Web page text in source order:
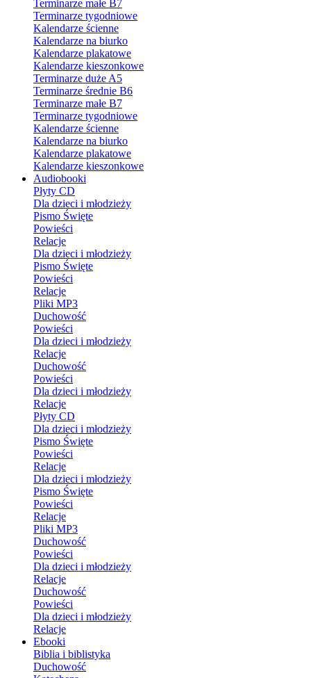
Terminarze małe B7
Terminarze tygodniowe
Kalendarze ścienne
Kalendarze na biurko
Kalendarze plakatowe
Kalendarze kieszonkowe
Terminarze duże A5
Terminarze średnie B6
Terminarze małe B7
Terminarze tygodniowe
Kalendarze ścienne
Kalendarze na biurko
Kalendarze plakatowe
Kalendarze kieszonkowe
Audiobooki
Płyty CD
Dla dzieci i młodzieży
Pismo Święte
Powieści
Relacje
Dla dzieci i młodzieży
Pismo Święte
Powieści
Relacje
Pliki MP3
Duchowość
Powieści
Dla dzieci i młodzieży
Relacje
Duchowość
Powieści
Dla dzieci i młodzieży
Relacje
Płyty CD
Dla dzieci i młodzieży
Pismo Święte
Powieści
Relacje
Dla dzieci i młodzieży
Pismo Święte
Powieści
Relacje
Pliki MP3
Duchowość
Powieści
Dla dzieci i młodzieży
Relacje
Duchowość
Powieści
Dla dzieci i młodzieży
Relacje
Ebooki
Biblia i biblistyka
Duchowość